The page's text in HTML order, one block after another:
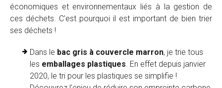
économiques et environnementaux liés à la gestion de
ces déchets. C’est pourquoi il est important de bien trier
ses déchets !
Dans le bac gris à couvercle marron, je trie tous
les emballages plastiques. En effet depuis janvier
2020, le tri pour les plastiques se simplifie !